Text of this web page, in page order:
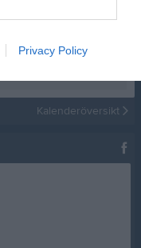
Privacy Policy24 aug, 17:30
Kalenderöversikt